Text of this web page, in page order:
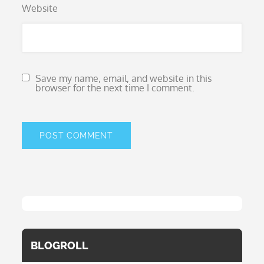
Website
Save my name, email, and website in this
browser for the next time I comment.
BLOGROLL